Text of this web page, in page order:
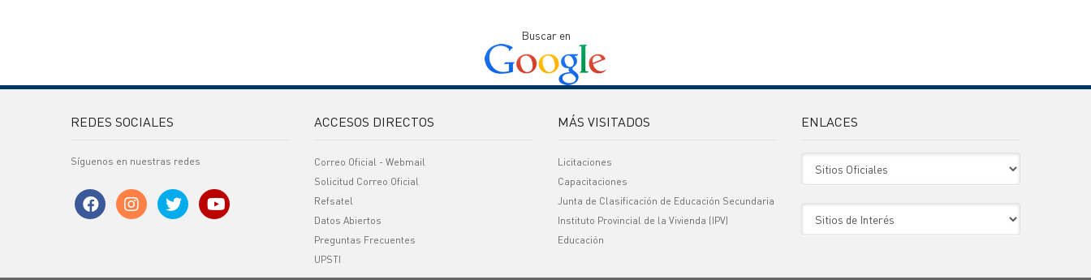
Buscar en
REDES SOCIALES
Síguenos en nuestras redes
ACCESOS DIRECTOS
Correo Oficial - Webmail
Solicitud Correo Oficial
Refsatel
Datos Abiertos
Preguntas Frecuentes
UPSTI
MÁS VISITADOS
Licitaciones
Capacitaciones
Junta de Clasificación de Educación Secundaria
Instituto Provincial de la Vivienda (IPV)
Educación
ENLACES